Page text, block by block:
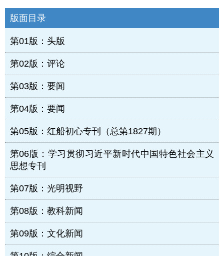
版面目录
第01版：头版
第02版：评论
第03版：要闻
第04版：要闻
第05版：红船初心专刊（总第1827期）
第06版：学习贯彻习近平新时代中国特色社会主义
思想专刊
第07版：光明视野
第08版：教科新闻
第09版：文化新闻